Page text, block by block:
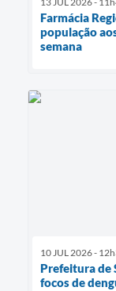
Farmácia
população
semana
10 JUL 2026 -
Prefeitura de
focos de